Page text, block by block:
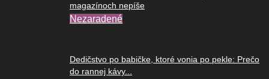
magazínoch nepíše
Nezaradené
Dedičstvo po babičke, ktoré vonia po pekle: Prečo
do rannej kávy...